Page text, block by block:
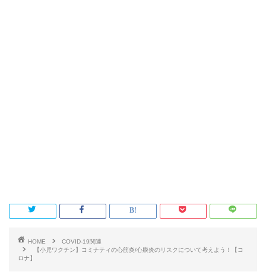
HOME
COVID-19関連
【小児ワクチン】コミナティの心筋炎/心膜炎のリスクについて考えよう！【コ
ロナ】